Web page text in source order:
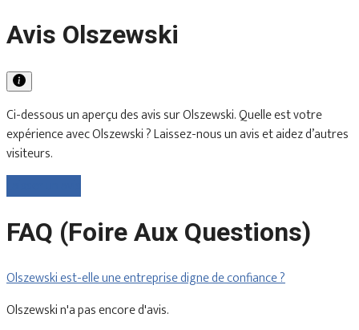
Avis Olszewski
Ci-dessous un aperçu des avis sur Olszewski. Quelle est votre
expérience avec Olszewski ? Laissez-nous un avis et aidez d’autres
visiteurs.
FAQ (Foire Aux Questions)
Olszewski est-elle une entreprise digne de confiance ?
Olszewski n'a pas encore d'avis.